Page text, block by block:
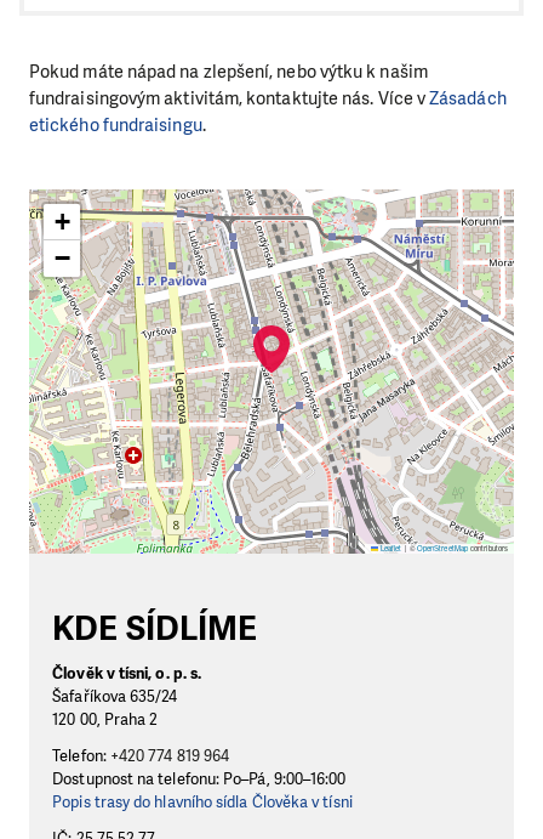
Pokud máte nápad na zlepšení, nebo výtku k našim
fundraisingovým aktivitám, kontaktujte nás. Více vZásadách
etického fundraisingu.
+
−
Leaflet | ©OpenStreetMapcontributors
KDE SÍDLÍME
Člověk v tísni, o. p. s.
Šafaříkova 635/24
120 00, Praha 2
Telefon: +420 774 819 964
Dostupnost na telefonu: Po–Pá, 9:00–16:00
Popis trasy do hlavního sídla Člověka v tísni